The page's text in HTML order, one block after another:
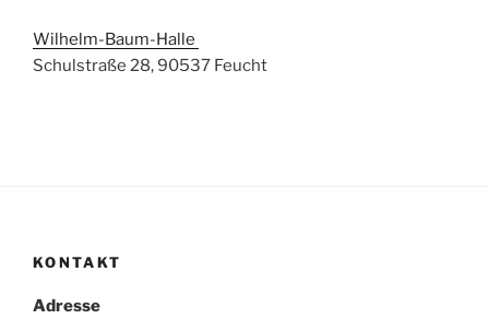
Wilhelm-Baum-Halle
Schulstraße 28, 90537 Feucht
KONTAKT
Adresse